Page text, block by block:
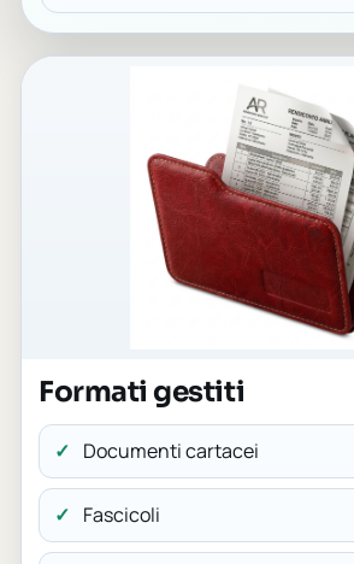
Formati gestiti
Documenti cartacei
Fascicoli